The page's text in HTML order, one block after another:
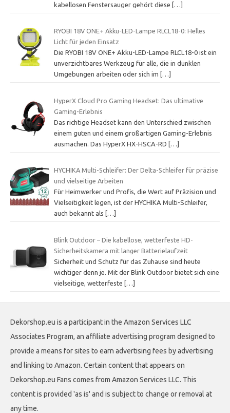
kabellosen Fenstersauger gehört diese […]
RYOBI 18V ONE+ Akku-LED-Lampe RLCL18-0: Helles
Licht für jeden Einsatz
Die RYOBI 18V ONE+ Akku-LED-Lampe RLCL18-0 ist ein
unverzichtbares Werkzeug für alle, die in dunklen
Umgebungen arbeiten oder sich im
[…]
HyperX Cloud Pro Gaming Headset: Das ultimative
Gaming-Erlebnis
Das richtige Headset kann den Unterschied zwischen
einem guten und einem großartigen Gaming-Erlebnis
ausmachen. Das HyperX HX-HSCA-RD […]
HYCHIKA Multi-Schleifer: Der Delta-Schleifer für präzise
und vielseitige Arbeiten
Für Heimwerker und Profis, die Wert auf Präzision und
Vielseitigkeit legen, ist der HYCHIKA Multi-Schleifer,
auch bekannt als
[…]
Blink Outdoor – Die kabellose, wetterfeste HD-
Sicherheitskamera mit langer Batterielaufzeit
Sicherheit und Schutz für das Zuhause sind heute
wichtiger denn je. Mit der Blink Outdoor bietet sich eine
vielseitige, wetterfeste […]
Dekorshop.eu is a participant in the Amazon Services LLC
Associates Program, an affiliate advertising program designed to
provide a means for sites to earn advertising fees by advertising
and linking to Amazon. Certain content that appears on
Dekorshop.eu Fans comes from Amazon Services LLC. This
content is provided 'as is' and is subject to change or removal at
any time.